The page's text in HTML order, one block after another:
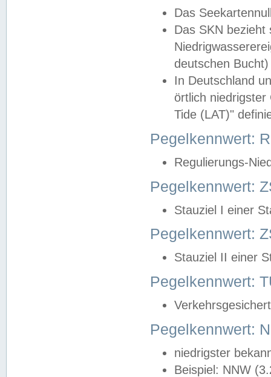
Das
Das SKN
deutschen
In Deutschland
örtlich
Tide (LAT)"
Pegelkennwert:
Regulierungs-
Pegelkennwert:
Stauziel I einer
Pegelkennwert:
Stauziel II einer
Pegelkennwert:
Pegelkennwert:
niedrigster
Beispiel: NNW